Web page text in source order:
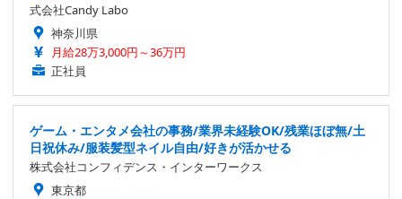
式会社Candy Labo
神奈川県
月給28万3,000円～36万円
正社員
ゲーム・エンタメ会社の事務/業界未経験OK/残業ほぼ無/土
日祝休み/服装髪型ネイル自由/好きが活かせる
株式会社コンフィデンス・インターワークス
東京都